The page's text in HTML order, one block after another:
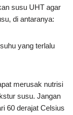
susu UHT agar
di antaranya:
yang terlalu
merusak nutrisi
susu. Jangan
60 derajat Celsius